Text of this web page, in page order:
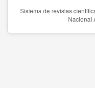
Sistema de revistas
Nacional